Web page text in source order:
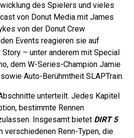
des Spielers und vieles
von Donut Media mit James
von der Donut Crew
Events reagieren sie auf
– unter anderem mit Special
dem W-Series-Champion Jamie
Auto-Berühmtheit SLAPTrain.
unterteilt. Jedes Kapitel
bestimmte Rennen
Insgesamt bietet DIRT 5
verschiedenen Renn-Typen, die